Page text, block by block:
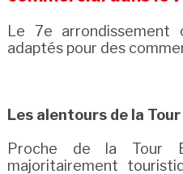
Le 7e arrondissement
adaptés pour des
Les alentours de la
Proche de la Tour
majoritairement